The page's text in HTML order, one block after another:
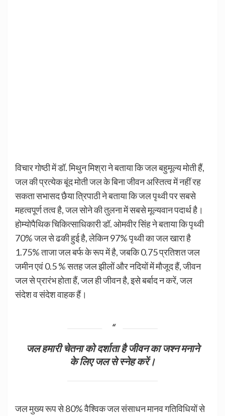
विचार गोष्ठी में डॉ. मिथुन मिश्रा ने बताया कि जल बहुमूल्य मोती हैं,
जल की प्रत्येक बूंद मोती जल के बिना जीवन अस्तित्व में नहीं रह
सकता सभासद छैया त्रिपाठी ने बताया कि जल पृथ्वी पर सबसे
महत्वपूर्ण तत्व है, जल सोने की तुलना में सबसे मूल्यवान पदार्थ है।
होम्योपैथिक चिकित्साधिकारी डॉ. ओमवीर सिंह ने बताया कि पृथ्वी
70% जल से ढकी हुई है, लेकिन 97% पृथ्वी का जल खारा है
1.75% ताजा जल बर्फ के रूप में है, जबकि 0.75 प्रतिशत जल
जमीन एवं 0.5 % सतह जल झीलों और नदियों में मौजूद हैं, जीवन
जल से प्रारंभ होता हैं, जल ही जीवन है, इसे बर्बाद न करें, जल
संदेश व संदेश वाहक हैं।
जल हमारी चेतना को दर्शाता है जीवन का जश्न मनाने
के लिए जल से स्नेह करें।
जल मुख्य रूप से 80% वैश्विक जल संसाधन मानव गतिविधियों से